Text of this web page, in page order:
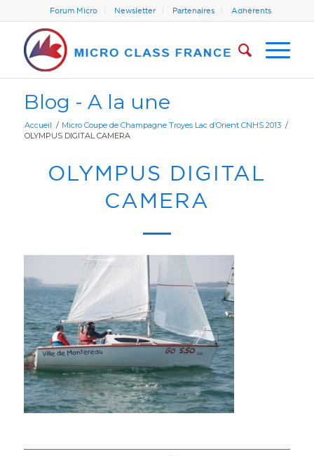
Forum Micro Newsletter Partenaires Adhérents
Blog - A la une
Accueil / Micro Coupe de Champagne Troyes Lac d’Orient CNHS 2013 /
OLYMPUS DIGITAL CAMERA
OLYMPUS DIGITAL
CAMERA